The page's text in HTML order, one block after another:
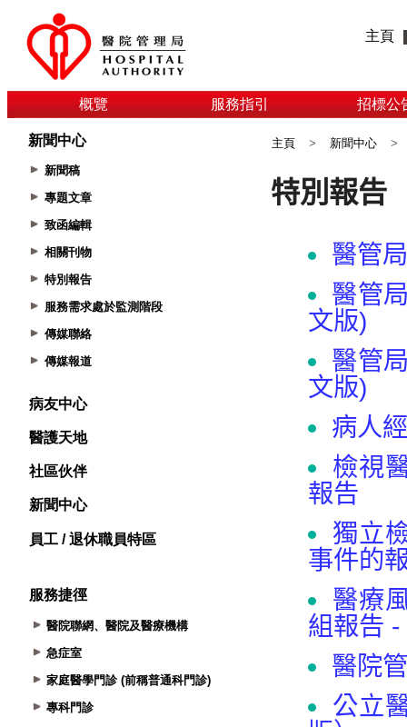
主頁
概覽 服務指引 招標公
新聞中心
新聞稿
專題文章
致函編輯
相關刊物
特別報告
服務需求處於監測階段
傳媒聯絡
傳媒報道
病友中心
醫護天地
社區伙伴
新聞中心
員工 / 退休職員特區
服務捷徑
醫院聯網、醫院及醫療機構
急症室
家庭醫學門診 (前稱普通科門診)
專科門診
主頁 > 新聞中心 >